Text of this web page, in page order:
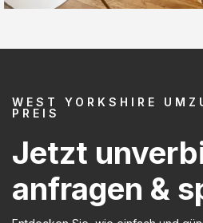
WEST YORKSHIRE
PREIS
Jetzt
anfragen &